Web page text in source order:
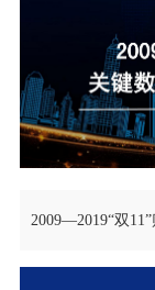
2009—2019“双